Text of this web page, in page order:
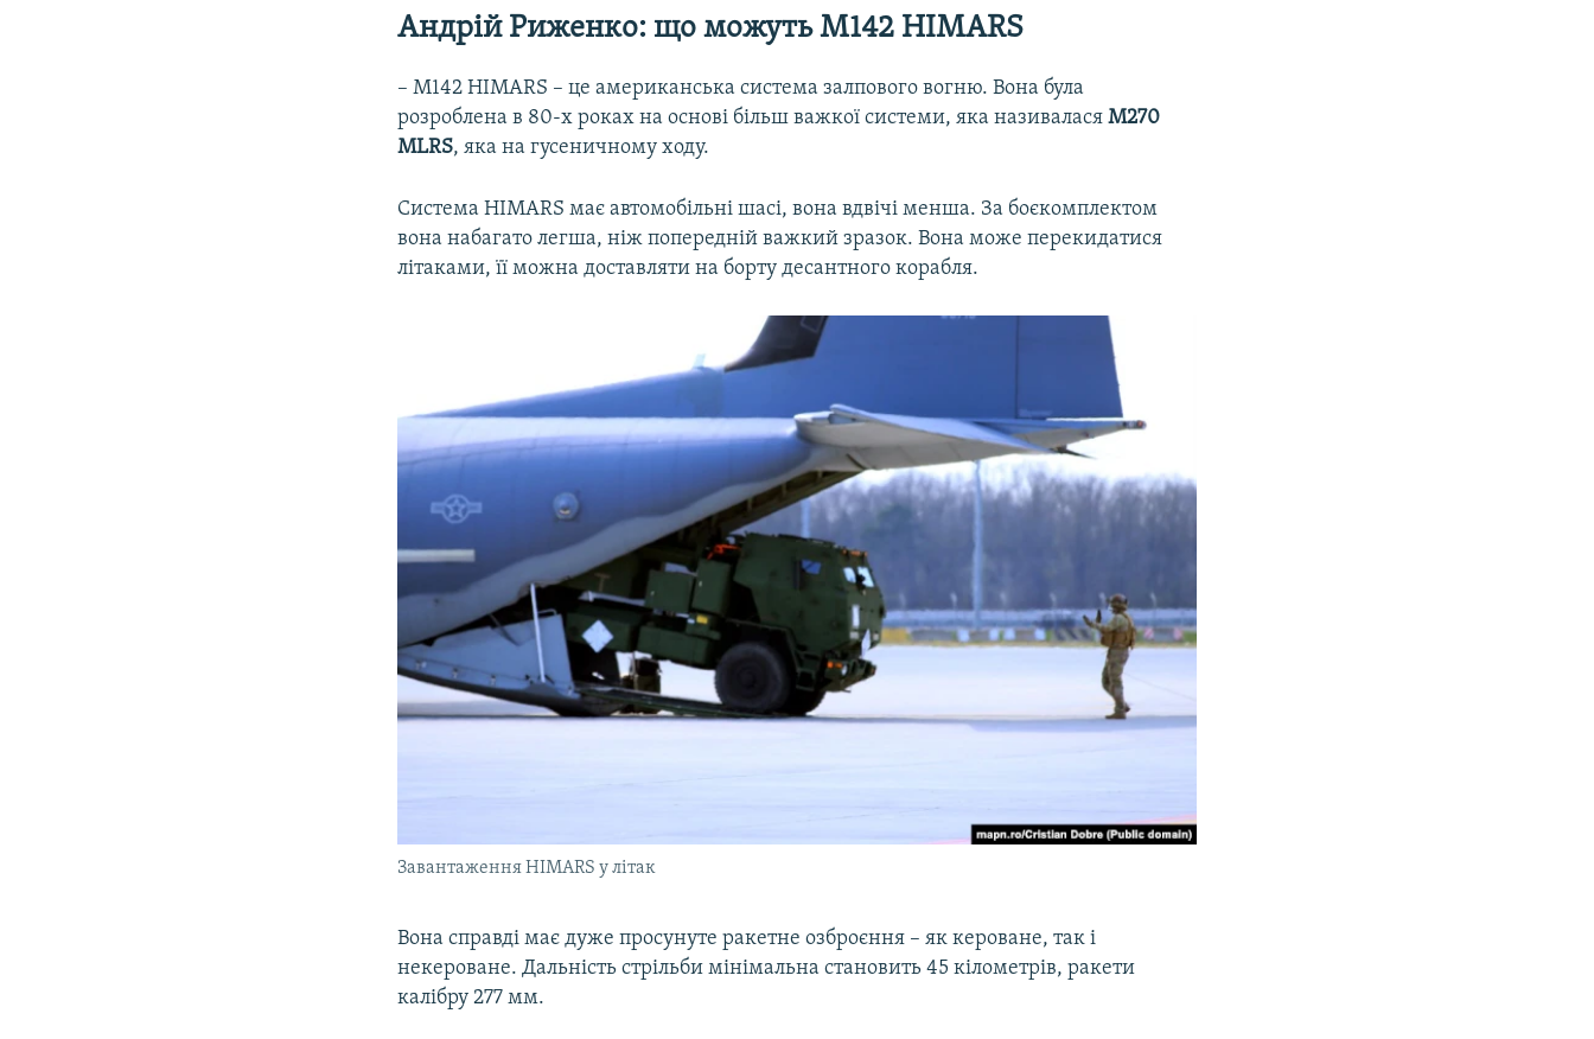
Андрій Риженко: що можуть M142 HIMARS
– M142 HIMARS – це американська система залпового вогню. Вона була
розроблена в 80-х роках на основі більш важкої системи, яка називаласяM270
MLRS, яка на гусеничному ходу.
Система HIMARS має автомобільні шасі, вона вдвічі менша. За боєкомплектом
вона набагато легша, ніж попередній важкий зразок. Вона може перекидатися
літаками, її можна доставляти на борту десантного корабля.
Завантаження HIMARS у літак
Вона справді має дуже просунуте ракетне озброєння – як кероване, так і
некероване. Дальність стрільби мінімальна становить 45 кілометрів, ракети
калібру 277 мм.